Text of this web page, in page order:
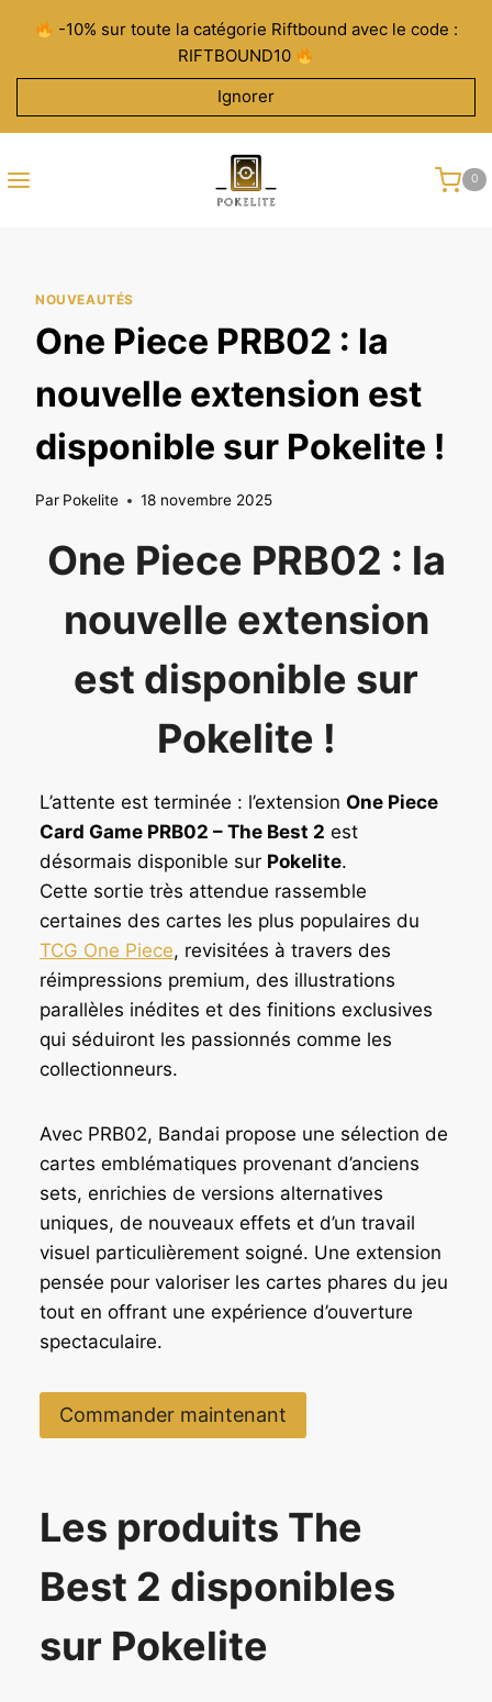
contenu
-10% sur toute la catégorie Riftbound avec le code :
RIFTBOUND10
Ignorer
0
NOUVEAUTÉS
One Piece PRB02 : la
nouvelle extension est
disponible sur Pokelite !
Par Pokelite 18 novembre 2025
One Piece PRB02 : la
nouvelle extension
est disponible sur
Pokelite !
L’attente est terminée : l’extension One Piece
Card Game PRB02 – The Best 2 est
désormais disponible sur Pokelite.
Cette sortie très attendue rassemble
certaines des cartes les plus populaires du
TCG One Piece, revisitées à travers des
réimpressions premium, des illustrations
parallèles inédites et des finitions exclusives
qui séduiront les passionnés comme les
collectionneurs.
Avec PRB02, Bandai propose une sélection de
cartes emblématiques provenant d’anciens
sets, enrichies de versions alternatives
uniques, de nouveaux effets et d’un travail
visuel particulièrement soigné. Une extension
pensée pour valoriser les cartes phares du jeu
tout en offrant une expérience d’ouverture
spectaculaire.
Commander maintenant
Les produits The
Best 2 disponibles
sur Pokelite